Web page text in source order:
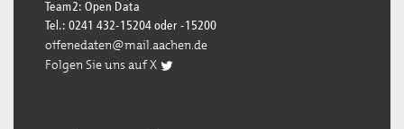
Team2: Open Data
Tel.: 0241 432-15204 oder -15200
offenedaten@mail.aachen.de
Folgen Sie uns auf X